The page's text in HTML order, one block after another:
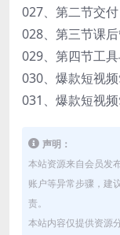
027、第二节交
028、第三节课
029、第四节工
030、爆款短视
031、爆款短视
声明：
本站资源来自会员发
账户等异常步骤，建
责。
本站内容仅提供资源